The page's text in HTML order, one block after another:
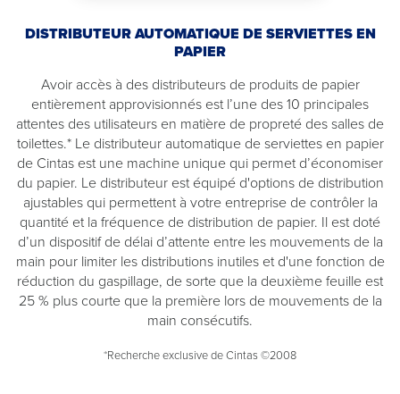
DISTRIBUTEUR AUTOMATIQUE DE SERVIETTES EN
PAPIER
Avoir accès à des distributeurs de produits de papier
entièrement approvisionnés est l’une des 10 principales
attentes des utilisateurs en matière de propreté des salles de
toilettes.* Le distributeur automatique de serviettes en papier
de Cintas est une machine unique qui permet d’économiser
du papier. Le distributeur est équipé d'options de distribution
ajustables qui permettent à votre entreprise de contrôler la
quantité et la fréquence de distribution de papier. Il est doté
d’un dispositif de délai d’attente entre les mouvements de la
main pour limiter les distributions inutiles et d'une fonction de
réduction du gaspillage, de sorte que la deuxième feuille est
25 % plus courte que la première lors de mouvements de la
main consécutifs.
*Recherche exclusive de Cintas ©2008